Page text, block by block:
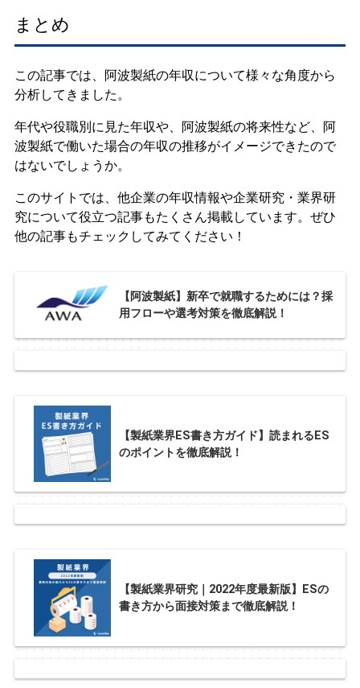
まとめ
この記事では、阿波製紙の年収について様々な角度から
分析してきました。
年代や役職別に見た年収や、阿波製紙の将来性など、阿
波製紙で働いた場合の年収の推移がイメージできたので
はないでしょうか。
このサイトでは、他企業の年収情報や企業研究・業界研
究について役立つ記事もたくさん掲載しています。ぜひ
他の記事もチェックしてみてください！
【阿波製紙】新卒で就職するためには？採
用フローや選考対策を徹底解説！
【製紙業界ES書き方ガイド】読まれるES
のポイントを徹底解説！
【製紙業界研究｜2022年度最新版】ESの
書き方から面接対策まで徹底解説！